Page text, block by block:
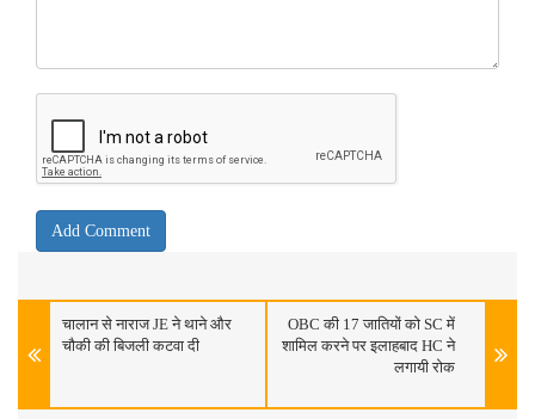
चालान से नाराज JE ने थाने और
चौकी की बिजली कटवा दी
OBC की 17 जातियों को SC में
शामिल करने पर इलाहबाद HC ने
लगायी रोक